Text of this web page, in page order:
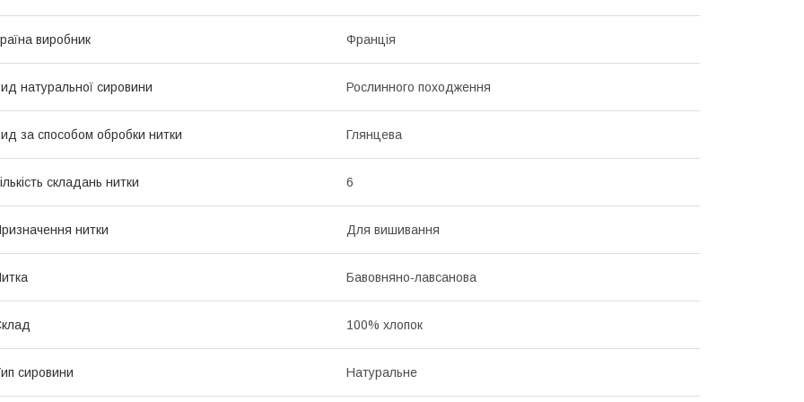
виробник Франція
натуральної сировини Рослинного походження
за способом обробки нитки Глянцева
складань нитки 6
нитки Для вишивання
Бавовняно-лавсанова
100% хлопок
сировини Натуральне